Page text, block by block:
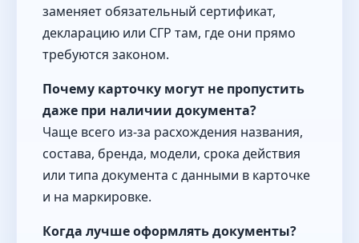
заменяет обязательный сертификат,
декларацию или СГР там, где они прямо
требуются законом.
Почему карточку могут не пропустить
даже при наличии документа?
Чаще всего из-за расхождения названия,
состава, бренда, модели, срока действия
или типа документа с данными в карточке
и на маркировке.
Когда лучше оформлять документы?